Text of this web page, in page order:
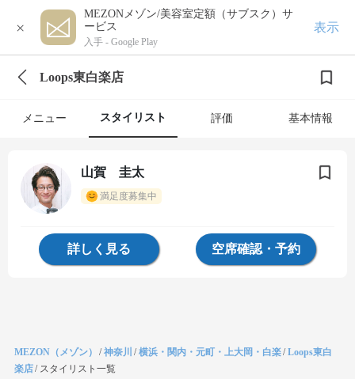
×
MEZONメゾン/美容室定額（サブスク）サ
ービス
入手 - Google Play
表示
Loops東白楽店
メニュー スタイリスト 評価 基本情報
山賀 圭太
満足度募集中
詳しく見る 空席確認・予約
MEZON（メゾン） /神奈川 /横浜・関内・元町・上大岡・白楽/Loops東白
楽店/ スタイリスト一覧